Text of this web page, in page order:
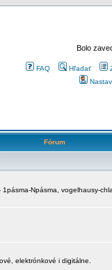
Bolo
FAQ Hľadať
Fórum
Npásma, vogelhausy-
elektrónkové i digitálne.